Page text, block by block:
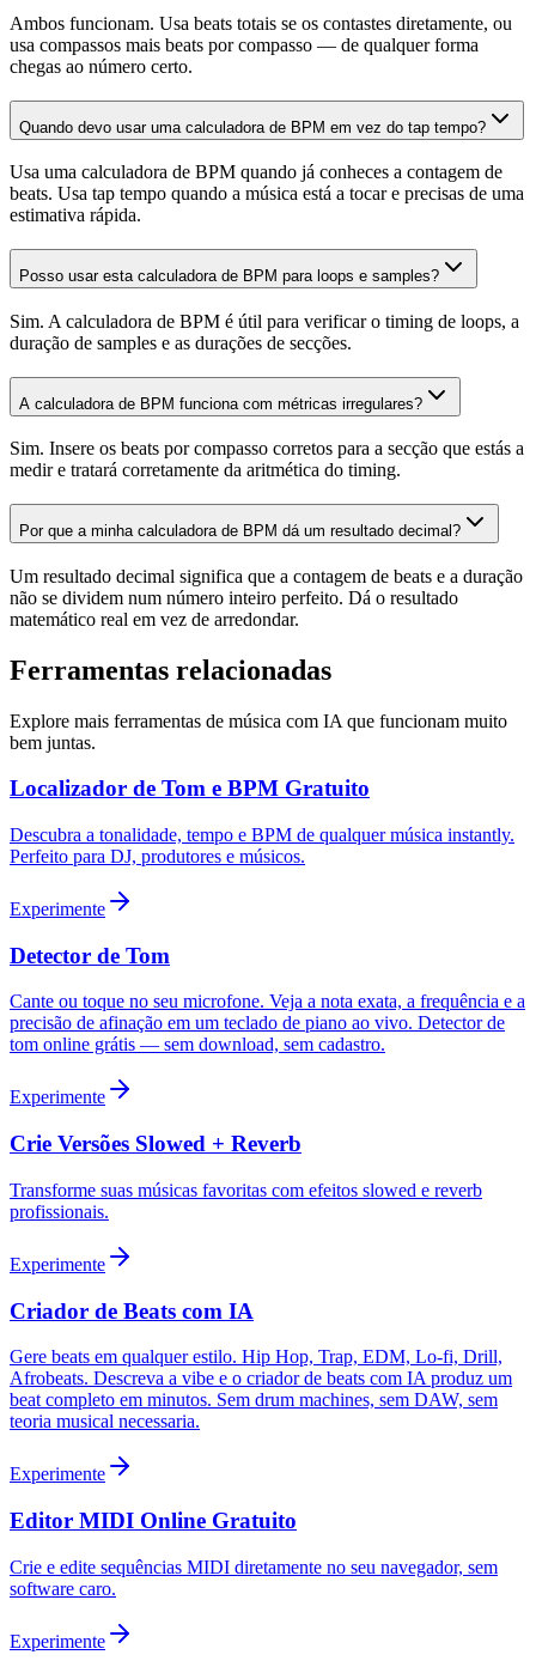
Ambos funcionam. Usa beats totais se os contastes diretamente, ou
usa compassos mais beats por compasso — de qualquer forma
chegas ao número certo.
Quando devo usar uma calculadora de BPM em vez do tap tempo?
Usa uma calculadora de BPM quando já conheces a contagem de
beats. Usa tap tempo quando a música está a tocar e precisas de uma
estimativa rápida.
Posso usar esta calculadora de BPM para loops e samples?
Sim. A calculadora de BPM é útil para verificar o timing de loops, a
duração de samples e as durações de secções.
A calculadora de BPM funciona com métricas irregulares?
Sim. Insere os beats por compasso corretos para a secção que estás a
medir e tratará corretamente da aritmética do timing.
Por que a minha calculadora de BPM dá um resultado decimal?
Um resultado decimal significa que a contagem de beats e a duração
não se dividem num número inteiro perfeito. Dá o resultado
matemático real em vez de arredondar.
Ferramentas relacionadas
Explore mais ferramentas de música com IA que funcionam muito
bem juntas.
Localizador de Tom e BPM Gratuito
Descubra a tonalidade, tempo e BPM de qualquer música instantly.
Perfeito para DJ, produtores e músicos.
Experimente
Detector de Tom
Cante ou toque no seu microfone. Veja a nota exata, a frequência e a
precisão de afinação em um teclado de piano ao vivo. Detector de
tom online grátis — sem download, sem cadastro.
Experimente
Crie Versões Slowed + Reverb
Transforme suas músicas favoritas com efeitos slowed e reverb
profissionais.
Experimente
Criador de Beats com IA
Gere beats em qualquer estilo. Hip Hop, Trap, EDM, Lo-fi, Drill,
Afrobeats. Descreva a vibe e o criador de beats com IA produz um
beat completo em minutos. Sem drum machines, sem DAW, sem
teoria musical necessaria.
Experimente
Editor MIDI Online Gratuito
Crie e edite sequências MIDI diretamente no seu navegador, sem
software caro.
Experimente